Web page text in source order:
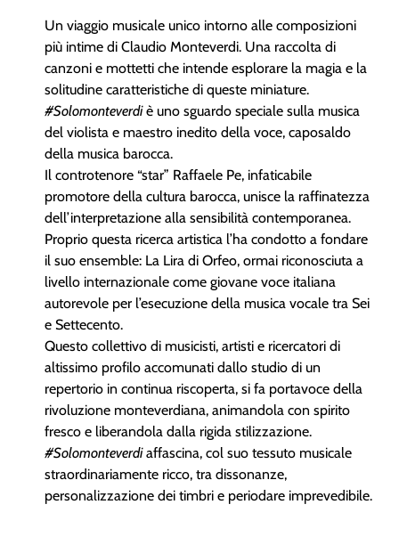
Un viaggio musicale unico intorno alle composizioni
più intime di Claudio Monteverdi. Una raccolta di
canzoni e mottetti che intende esplorare la magia e la
solitudine caratteristiche di queste miniature.
#Solomonteverdiè uno sguardo speciale sulla musica
del violista e maestro inedito della voce, caposaldo
della musica barocca.
Il controtenore “star” Raffaele Pe, infaticabile
promotore della cultura barocca, unisce la raffinatezza
dell’interpretazione alla sensibilità contemporanea.
Proprio questa ricerca artistica l’ha condotto a fondare
il suo ensemble: La Lira di Orfeo, ormai riconosciuta a
livello internazionale come giovane voce italiana
autorevole per l’esecuzione della musica vocale tra Sei
e Settecento.
Questo collettivo di musicisti, artisti e ricercatori di
altissimo profilo accomunati dallo studio di un
repertorio in continua riscoperta, si fa portavoce della
rivoluzione monteverdiana, animandola con spirito
fresco e liberandola dalla rigida stilizzazione.
#Solomonteverdiaffascina, col suo tessuto musicale
straordinariamente ricco, tra dissonanze,
personalizzazione dei timbri e periodare imprevedibile.